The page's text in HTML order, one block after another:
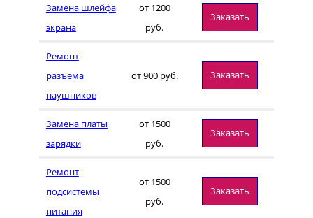
Замена шлейфа
экрана
от 1200
руб.
Заказать
Ремонт
разъема
наушников
от 900 руб. Заказать
Замена платы
зарядки
от 1500
руб.
Заказать
Ремонт
подсистемы
питания
от 1500
руб.
Заказать